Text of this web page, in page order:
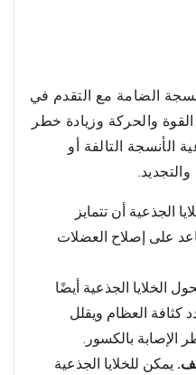
الضامة مع التقدم في
والحركة وزيادة خطر
الأنسجة التالفة أو
الجذعية أن تتمايز
على إصلاح العضلات
الخلايا الجذعية أيضًا
كثافة العظام ويقلل
بالكسور.
يمكن للخلايا الجذعية